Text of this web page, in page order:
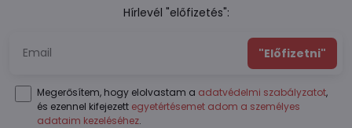
Hírlevél "előfizetés":
"Előfizetni"
Megerősítem, hogy elolvastam a adatvédelmi szabályzatot,
és ezennel kifejezett egyetértésemet adom a személyes
adataim kezeléséhez.